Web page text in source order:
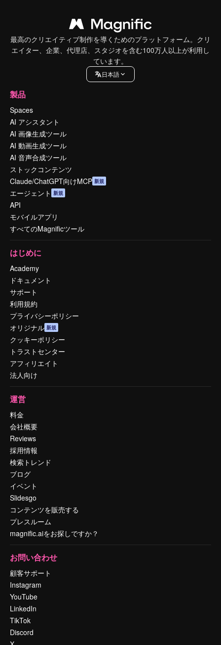
最高のクリエイティブ制作を導くためのプラットフォーム。クリ
エイター、企業、代理店、スタジオを含む100万人以上が利用し
ています。
日本語
製品
Spaces
AI アシスタント
AI 画像生成ツール
AI 動画生成ツール
AI 音声合成ツール
ストックコンテンツ
Claude/ChatGPT向けMCP 新規
エージェント 新規
API
モバイルアプリ
すべてのMagnificツール
はじめに
Academy
ドキュメント
サポート
利用規約
プライバシーポリシー
オリジナル 新規
クッキーポリシー
トラストセンター
アフィリエイト
法人向け
運営
料金
会社概要
Reviews
採用情報
検索トレンド
ブログ
イベント
Slidesgo
コンテンツを販売する
プレスルーム
magnific.aiをお探しですか？
お問い合わせ
顧客サポート
Instagram
YouTube
LinkedIn
TikTok
Discord